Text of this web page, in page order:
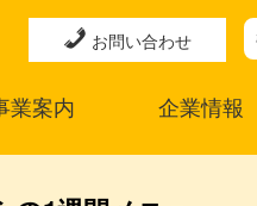
お問い合わせ
業案内 企業情報